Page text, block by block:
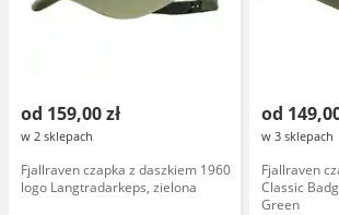
od 159,00 zł
w 2 sklepach
Fjallraven czapka z daszkiem 1960
logo Langtradarkeps, zielona
od
w 3 sklepach
Fjallraven
Classic
Green